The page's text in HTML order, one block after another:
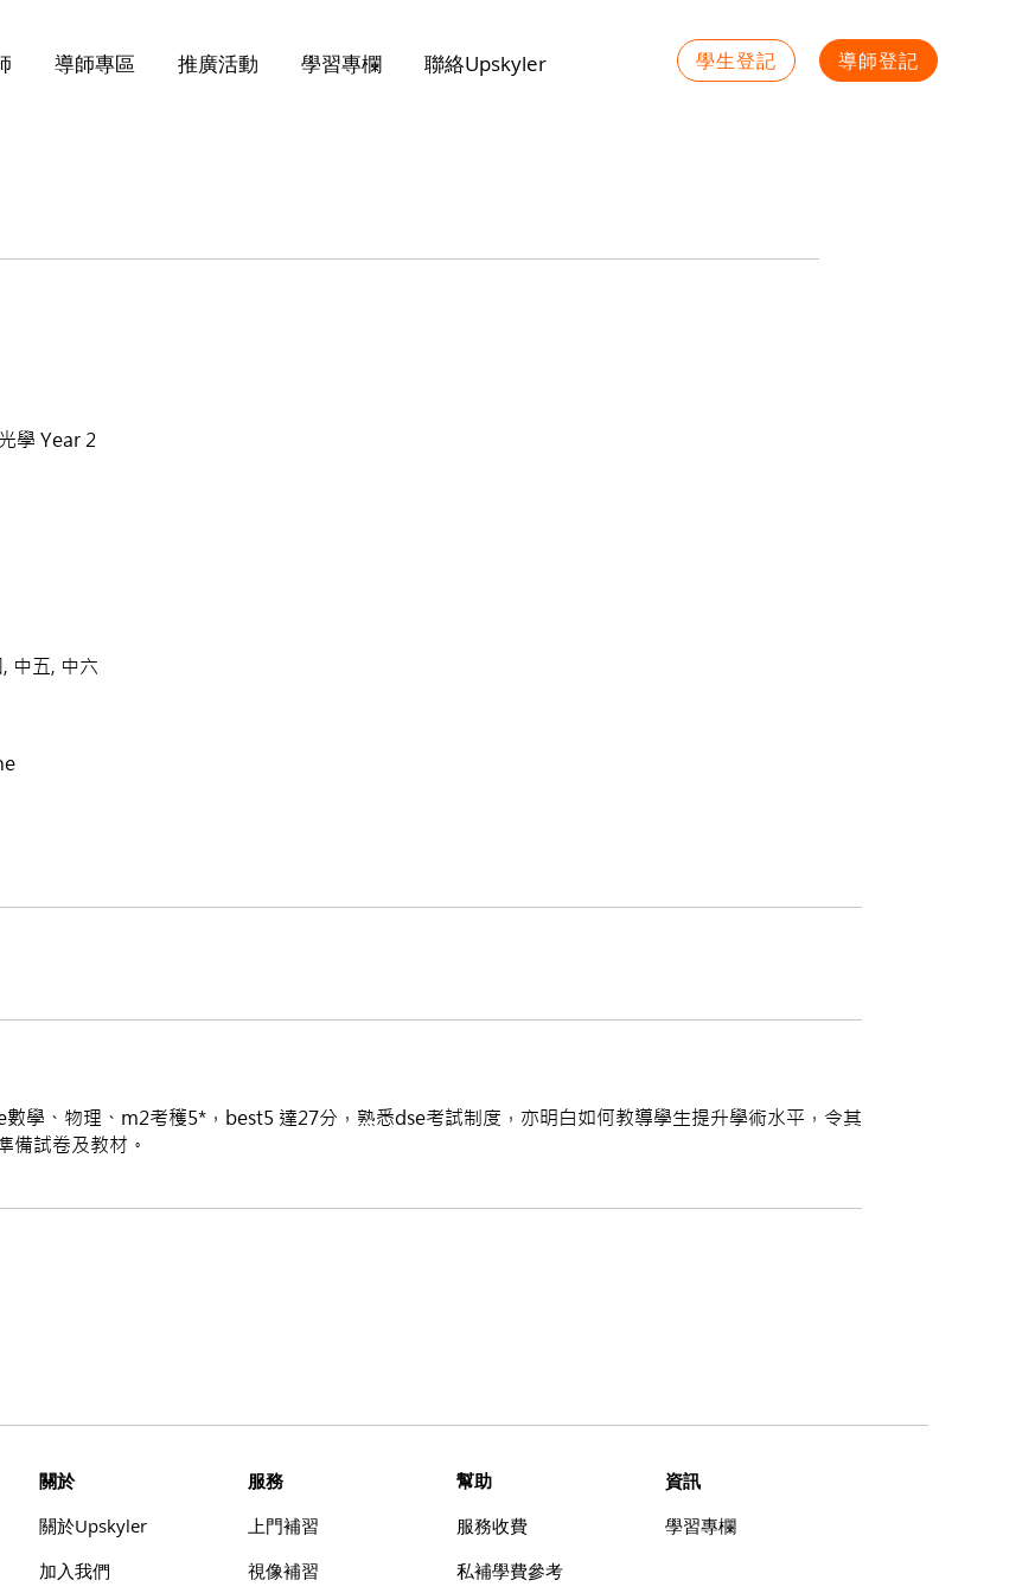
導師專區 推廣活動 學習專欄 聯絡Upskyler 學生登記 導師登記
學 Year 2
中五, 中六
學、物理、m2考穫5*，best5 達27分，熟悉dse考試制度，亦明白如何教導學生提升學術水平，令其
備試卷及教材。
​關於
​關於Upskyler
加入我們
服務
上門補習
視像補習
幫助
​服務收費
資訊
學習專欄
​私補學費參考